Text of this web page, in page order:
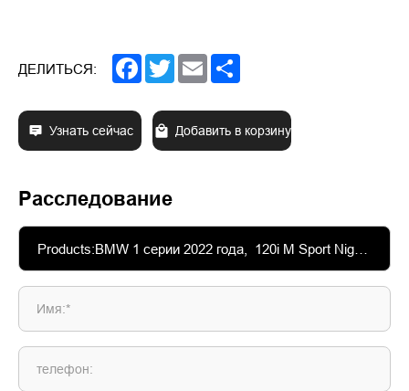
ДЕЛИТЬСЯ: Facebook
TwitterEmail
Узнать сейчас Добавить в корзину
Расследование
Имя:*
телефон: